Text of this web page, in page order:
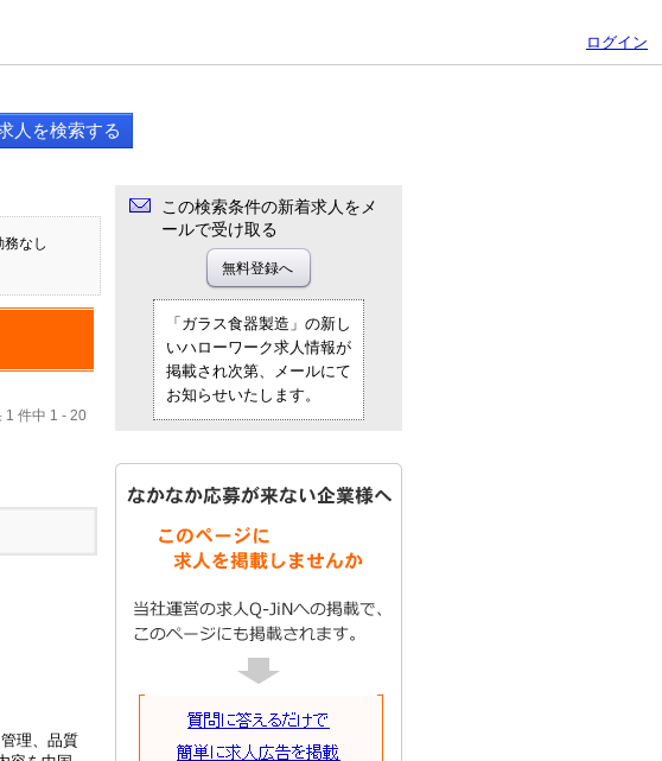
ログイン
務なし
1 件中 1 - 20
理、品質
この検索条件の新着求人をメ
ールで受け取る
「ガラス食器製造」の新し
いハローワーク求人情報が
掲載され次第、メールにて
お知らせいたします。